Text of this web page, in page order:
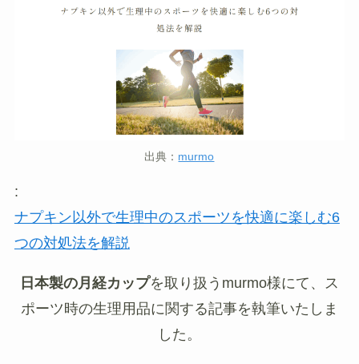
出典： murmo
:
ナプキン以外で生理中のスポーツを快適に楽しむ6
つの対処法を解説
日本製の月経カップを取り扱うmurmo様にて、ス
ポーツ時の生理用品に関する記事を執筆いたしま
した。